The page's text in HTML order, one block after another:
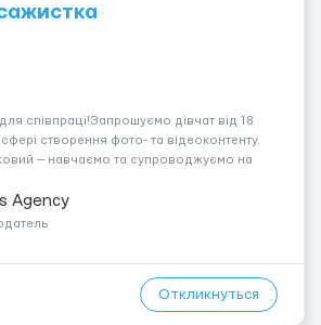
співпраці!Запрошуємо дівчат від 18
створення фото- та відеоконтенту.
— навчаємо та супроводжуємо на
професійну підтримку. Працюємо офіційно,
Agency
Откликнуться